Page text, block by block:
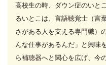
高校生の時、ダウン症のいと
るいとこは、言語聴覚士（言
さがある人を支える専門職）
んな仕事があるんだ」と興味
ら補聴器へと関心を広げ、今